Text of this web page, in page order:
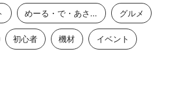
めーる・で・あさひ グルメ
初心者 機材 イベント